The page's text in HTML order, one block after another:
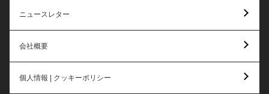
ニュースレター
会社概要
個人情報 | クッキーポリシー